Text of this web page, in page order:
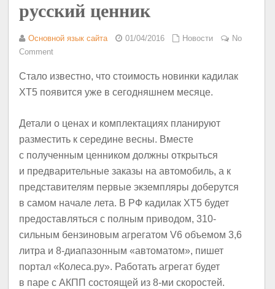
русский ценник
Основной язык сайта 01/04/2016 Новости
No
Comment
Стало известно, что стоимость новинки кадилак
XT5 появится уже в сегодняшнем месяце.
Детали о ценах и комплектациях планируют
разместить к середине весны. Вместе
с полученным ценником должны открыться
и предварительные заказы на автомобиль, а к
представителям первые экземпляры доберутся
в самом начале лета. В РФ кадилак XT5 будет
предоставляться с полным приводом, 310-
сильным бензиновым агрегатом V6 объемом 3,6
литра и 8-диапазонным «автоматом», пишет
портал «Колеса.ру». Работать агрегат будет
в паре с АКПП состоящей из 8-ми скоростей.